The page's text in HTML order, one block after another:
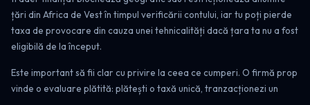
țări din Africa de Vest în timpul verificării contului, iar tu poți pierde
taxa de provocare din cauza unei tehnicalități dacă țara ta nu a fost
eligibilă de la început.
Este important să fii clar cu privire la ceea ce cumperi. O firmă prop
vinde o evaluare plătită: plătești o taxă unică, tranzacționezi un